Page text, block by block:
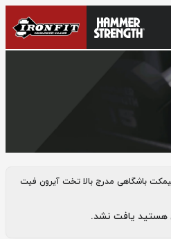
بالا تخت آیرون فیت
باشگاهی مدرج بالا تخت آیرون فیت
هستید یافت نشد.